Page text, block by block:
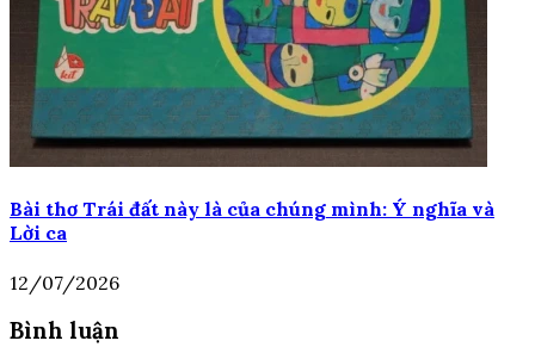
Bài thơ Trái đất này là của chúng mình: Ý nghĩa và
Lời ca
12/07/2026
Bình luận